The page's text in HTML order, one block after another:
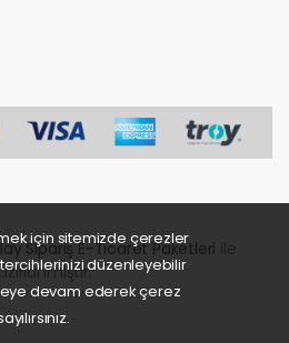
Sipariş E-Ticaret Paketleri
için sitemizde çerezler
düzenleyebilir
devam ederek çerez